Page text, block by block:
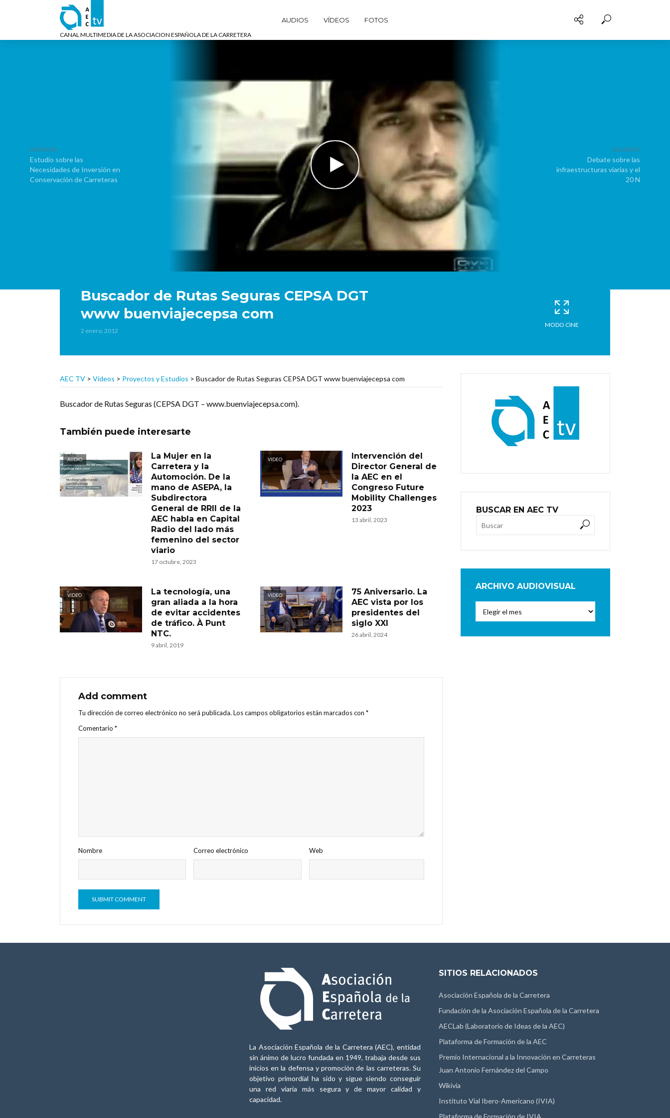
CANAL MULTIMEDIA DE LA ASOCIACION ESPAÑOLA DE LA CARRETERA
AUDIOS VÍDEOS FOTOS
ANTERIOR
Estudio sobre las
Necesidades de Inversión en
Conservación de Carreteras
SIGUIENTE
Debate sobre las
infraestructuras viarias y el
20 N
Buscador de Rutas Seguras CEPSA DGT
www buenviajecepsa com
2 enero, 2012
MODO CINE
AEC TV > Vídeos > Proyectos y Estudios > Buscador de Rutas Seguras CEPSA DGT www buenviajecepsa com
Buscador de Rutas Seguras (CEPSA DGT – www.buenviajecepsa.com).
También puede interesarte
AUDIO
La Mujer en la
Carretera y la
Automoción. De la
mano de ASEPA, la
Subdirectora
General de RRII de la
AEC habla en Capital
Radio del lado más
femenino del sector
viario
17 octubre, 2023
VIDEO
Intervención del
Director General de
la AEC en el
Congreso Future
Mobility Challenges
2023
13 abril, 2023
VIDEO
La tecnología, una
gran aliada a la hora
de evitar accidentes
de tráfico. À Punt
NTC.
9 abril, 2019
VIDEO
75 Aniversario. La
AEC vista por los
presidentes del
siglo XXI
26 abril, 2024
Add comment
Tu dirección de correo electrónico no será publicada. Los campos obligatorios están marcados con *
Comentario *
Nombre Correo electrónico Web
BUSCAR EN AEC TV
ARCHIVO AUDIOVISUAL
Audiovisual
La Asociación Española de la Carretera (AEC), entidad
sin ánimo de lucro fundada en 1949, trabaja desde sus
inicios en la defensa y promoción de las carreteras. Su
objetivo primordial ha sido y sigue siendo conseguir
una red viaria más segura y de mayor calidad y
capacidad.
SITIOS RELACIONADOS
Asociación Española de la Carretera
Fundación de la Asociación Española de la Carretera
AECLab (Laboratorio de Ideas de la AEC)
Plataforma de Formación de la AEC
Premio Internacional a la Innovación en Carreteras
Juan Antonio Fernández del Campo
Wikivia
Instituto Vial Ibero-Americano (IVIA)
Plataforma de Formación de IVIA